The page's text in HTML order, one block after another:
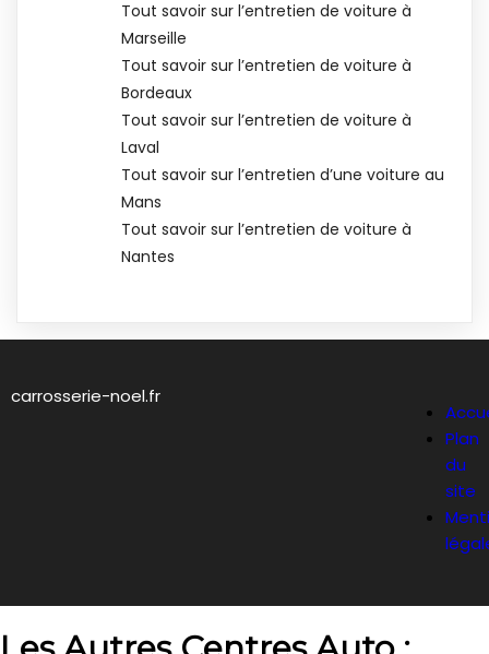
Tout savoir sur l’entretien de voiture à
Marseille
Tout savoir sur l’entretien de voiture à
Bordeaux
Tout savoir sur l’entretien de voiture à
Laval
Tout savoir sur l’entretien d’une voiture au
Mans
Tout savoir sur l’entretien de voiture à
Nantes
carrosserie-noel.fr
Plan
du
site